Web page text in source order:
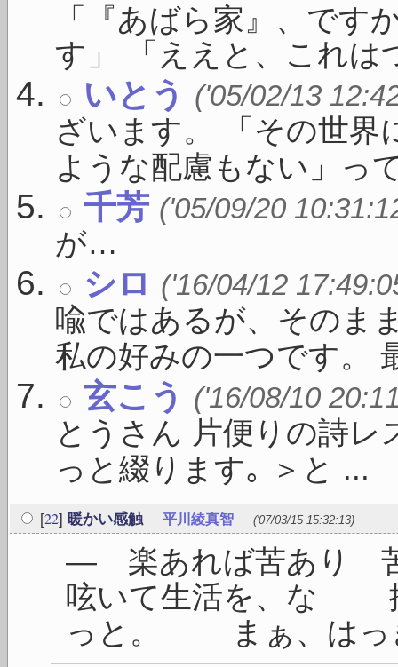
「『あばら家』、です
す」 「ええと、これは
いとう ('05/02/13
ざいます。 「その世界
ような配慮もない」っ
千芳 ('05/09/20
が…
シロ ('16/04/12
喩ではあるが、そのま
私の好みの一つです。
玄こう ('16/08/10
とうさん 片便りの詩
っと綴ります｡ ＞と ...
[22] 暖かい感触 平川綾真智 ('07/03/15 15:32:13)
― 楽あれば苦あり
呟いて生活を、な
っと。 まぁ、はっ